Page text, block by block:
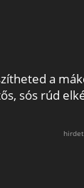
a
sós rúd